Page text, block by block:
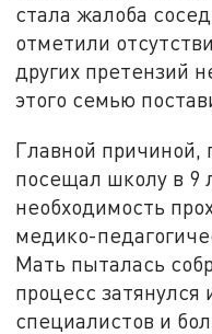
стала жалоба
отметили
других претензий
этого семью
Главной причиной,
посещал школу в 9
необходимость
медико-
Мать пыталась
процесс затянулся
специалистов и